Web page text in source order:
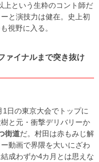
上という生粋のコント師だ
と演技力は健在。史上初
視野に入る。
ァイナルまで突き抜け
日の東京大会でトップに
と元・衝撃デリバリーか
街道だ。村田は赤もみじ解
動画で界隈を大いにざわ
成わずか4カ月とは思えな